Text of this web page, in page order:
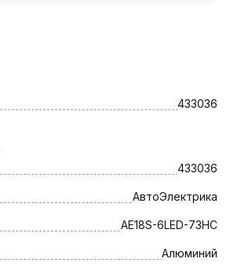
433036
433036
АвтоЭлектрика
AE18S-6LED-73HC
Алюминий